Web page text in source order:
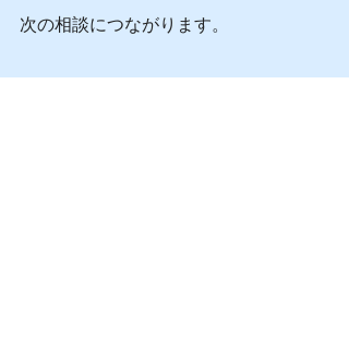
次の相談につながります。